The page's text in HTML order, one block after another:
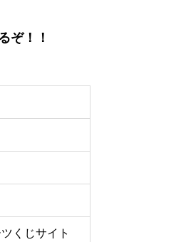
ぞ！！
くじサイト